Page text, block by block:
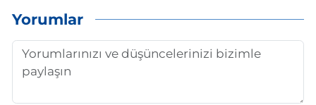
Yorumlar